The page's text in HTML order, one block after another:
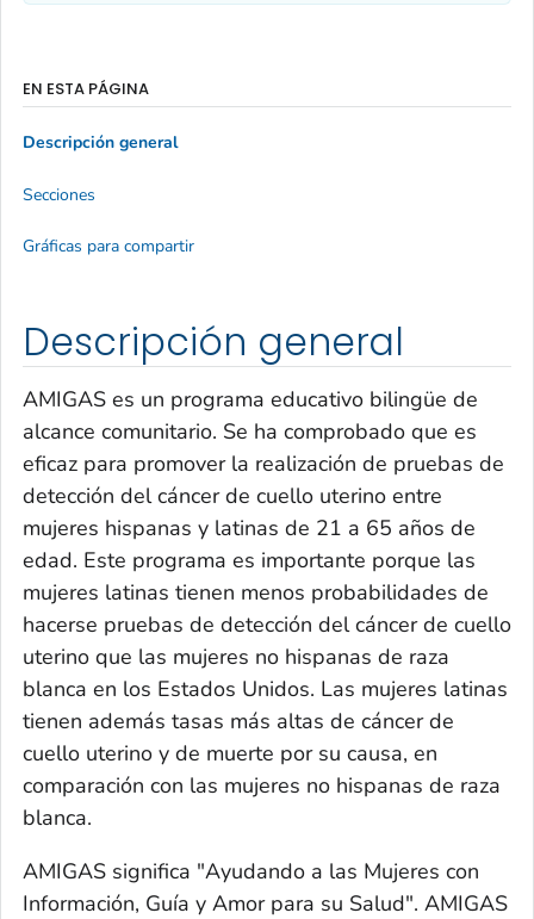
Descripción general
AMIGAS es un programa educativo bilingüe de
alcance comunitario. Se ha comprobado que es
eficaz para promover la realización de pruebas de
detección del cáncer de cuello uterino entre
mujeres hispanas y latinas de 21 a 65 años de
edad. Este programa es importante porque las
mujeres latinas tienen menos probabilidades de
hacerse pruebas de detección del cáncer de cuello
uterino que las mujeres no hispanas de raza
blanca en los Estados Unidos. Las mujeres latinas
tienen además tasas más altas de cáncer de
cuello uterino y de muerte por su causa, en
comparación con las mujeres no hispanas de raza
blanca.
AMIGAS significa "Ayudando a las Mujeres con
Información, Guía y Amor para su Salud". AMIGAS
EN ESTA PÁGINA
Descripción general
Secciones
Gráficas para compartir